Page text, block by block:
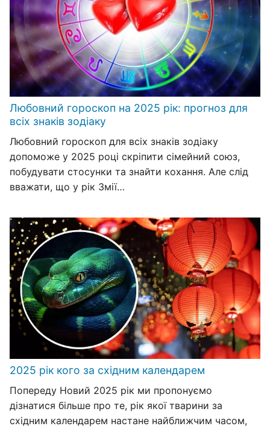
Любовний гороскоп на 2025 рік: прогноз для
всіх знаків зодіаку
Любовний гороскоп для всіх знаків зодіаку
допоможе у 2025 році скріпити сімейний союз,
побудувати стосунки та знайти кохання. Але слід
вважати, що у рік Змії…
2025 рік кого за східним календарем
Попереду Новий 2025 рік ми пропонуємо
дізнатися більше про те, рік якої тварини за
східним календарем настане найближчим часом,